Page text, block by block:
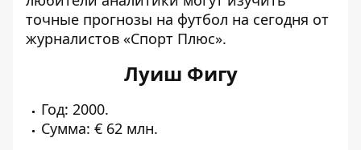
точные прогнозы на футбол на сегодня от
журналистов «Спорт Плюс».
Луиш Фигу
Год: 2000.
Сумма: € 62 млн.